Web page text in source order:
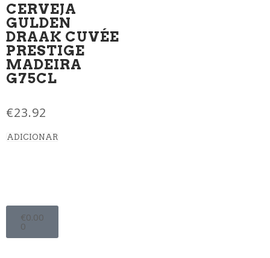
CERVEJA
GULDEN
DRAAK CUVÉE
PRESTIGE
MADEIRA
G75CL
€23.92
ADICIONAR
€0.00
0